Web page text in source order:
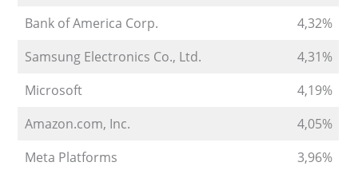
Bank of America Corp.
4,32%
Samsung Electronics Co., Ltd.
4,31%
Microsoft
4,19%
Amazon.com, Inc.
4,05%
Meta Platforms
3,96%